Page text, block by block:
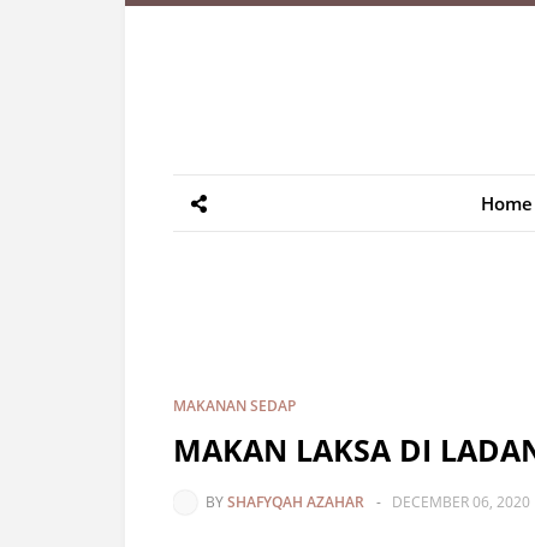
Home
MAKANAN SEDAP
MAKAN LAKSA DI
BYSHAFYQAH AZAHAR - DECEMBER 06, 2020